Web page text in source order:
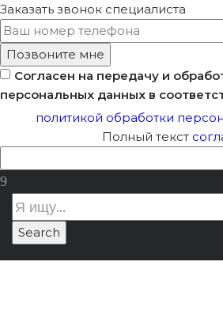
Заказать звонок специалиста
Согласен на передачу и
персональных данных в
политикой обработки
Полный текст